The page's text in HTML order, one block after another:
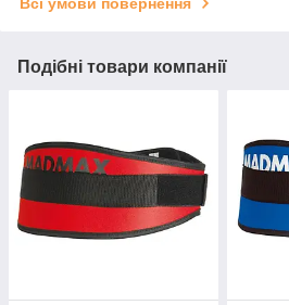
Всі умови повернення
Подібні товари компанії